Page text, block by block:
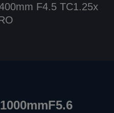
F4.5 TC1.25x